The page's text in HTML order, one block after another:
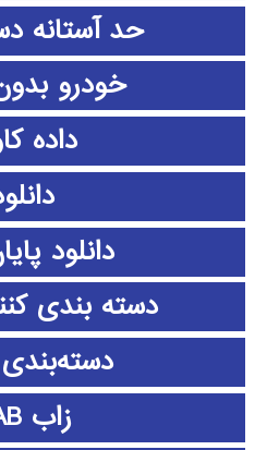
حد آستانه
خودرو
داده
دانلود
دسته بندی
زاب ZAB